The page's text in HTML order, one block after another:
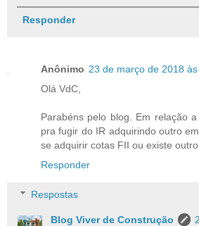
Responder
Anônimo 23 de março de 2018 às
Olá VdC,
Parabéns pelo blog. Em relação
pra fugir do IR adquirindo outro
se adquirir cotas FII ou existe
Responder
Respostas
Blog Viver de Construção